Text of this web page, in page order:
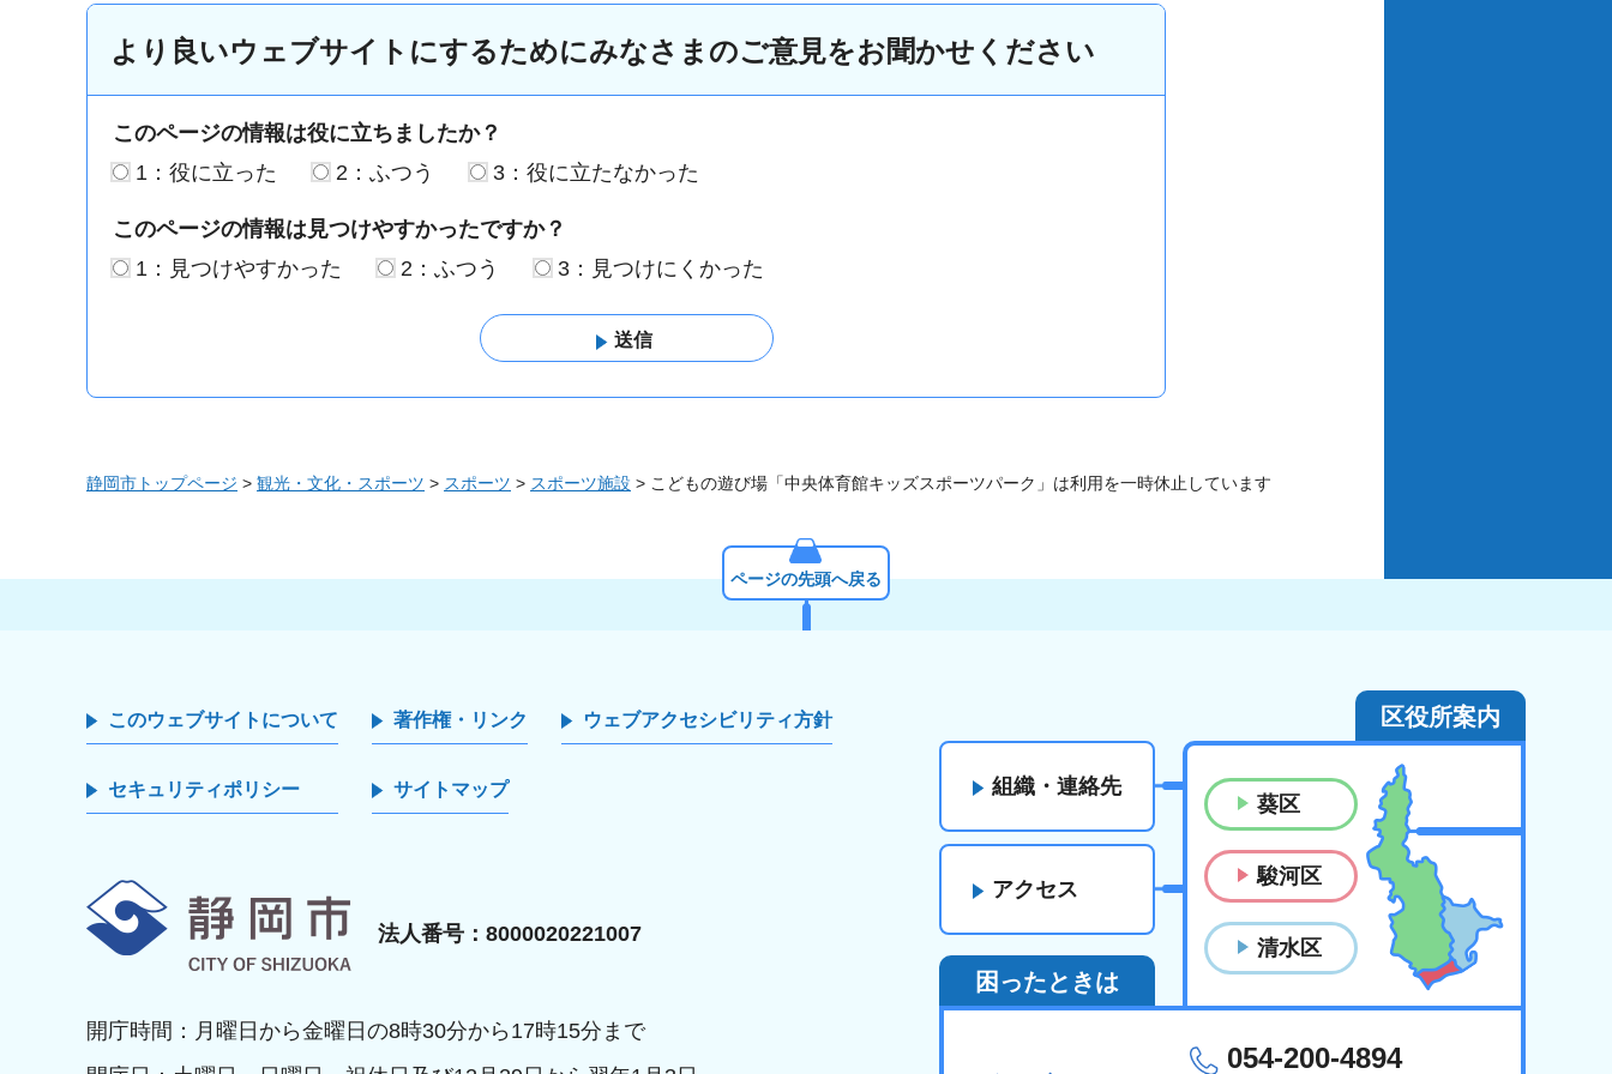
より良いウェブサイトにするためにみなさまのご意見をお聞かせください
このページの情報は役に立ちましたか？
1：役に立った
2：ふつう 3：役に立たなかった
このページの情報は見つけやすかったですか？
1：見つけやすかった
2：ふつう 3：見つけにくかった
静岡市トップページ > 観光・文化・スポーツ > スポーツ > スポーツ施設 > こどもの遊び場「中央体育館キッズスポーツパーク」は利用を一時休止しています
ページの先頭へ戻る
このウェブサイトについて 著作権・リンク ウェブアクセシビリティ方針
セキュリティポリシー サイトマップ
法人番号：8000020221007
開庁時間：月曜日から金曜日の8時30分から17時15分まで
組織・連絡先
アクセス
区役所案内
葵区
駿河区
清水区
困ったときは
054-200-4894